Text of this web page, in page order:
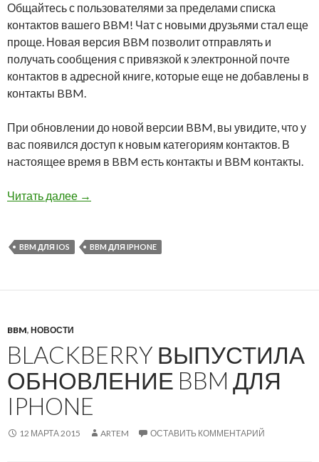
Общайтесь с пользователями за пределами списка
контактов вашего BBM! Чат с новыми друзьями стал еще
проще. Новая версия BBM позволит отправлять и
получать сообщения с привязкой к электронной почте
контактов в адресной книге, которые еще не добавлены в
контакты BBM.
При обновлении до новой версии BBM, вы увидите, что у
вас появился доступ к новым категориям контактов. В
настоящее время в BBM есть контакты и BBM контакты.
Читать далее BlackBerry выпустила новую версию BBM
→
BBM ДЛЯ IOS BBM ДЛЯ IPHONE
BBM, НОВОСТИ
BLACKBERRY ВЫПУСТИЛА
ОБНОВЛЕНИЕ BBM ДЛЯ
IPHONE
12 МАРТА 2015 ARTEM ОСТАВИТЬ КОММЕНТАРИЙ